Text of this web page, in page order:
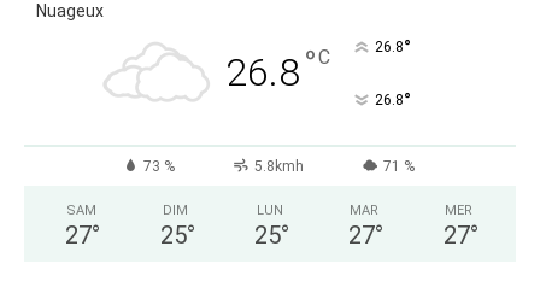
Nuageux
26.8°C 26.8°
26.8°
73 % 5.8kmh 71 %
SAM
27°
DIM
25°
LUN
25°
MAR
27°
MER
27°